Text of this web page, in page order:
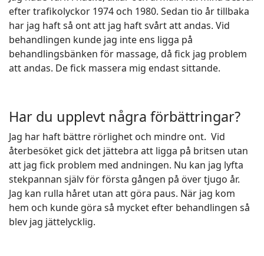
efter trafikolyckor 1974 och 1980. Sedan tio år tillbaka
har jag haft så ont att jag haft svårt att andas. Vid
behandlingen kunde jag inte ens ligga på
behandlingsbänken för massage, då fick jag problem
att andas. De fick massera mig endast sittande.
Har du upplevt några förbättringar?
Jag har haft bättre rörlighet och mindre ont. Vid
återbesöket gick det jättebra att ligga på britsen utan
att jag fick problem med andningen. Nu kan jag lyfta
stekpannan själv för första gången på över tjugo år.
Jag kan rulla håret utan att göra paus. När jag kom
hem och kunde göra så mycket efter behandlingen så
blev jag jättelycklig.